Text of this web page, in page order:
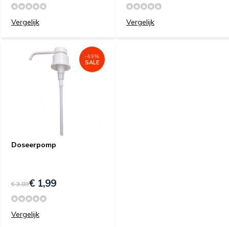
Vergelijk Vergelijk
Doseerpomp
-49%
SALE
€ 3,89€ 1,99
Vergelijk